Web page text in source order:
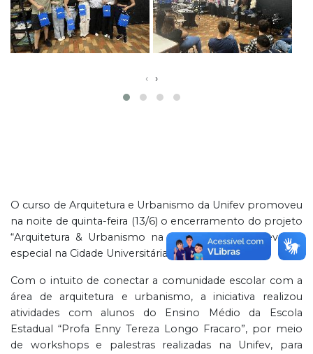
‹ ›
O curso de Arquitetura e Urbanismo da Unifev promoveu
na noite de quinta-feira (13/6) o encerramento do projeto
“Arquitetura & Urbanismo na Escola”, com um evento
especial na Cidade Universitária.
Com o intuito de conectar a comunidade escolar com a
área de arquitetura e urbanismo, a iniciativa realizou
atividades com alunos do Ensino Médio da Escola
Estadual “Profa Enny Tereza Longo Fracaro”, por meio
de workshops e palestras realizadas na Unifev, para